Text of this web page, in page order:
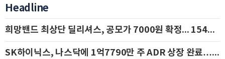
Headline
희망밴드 최상단 딜리셔스, 공모가 7000원 확정... 154억 규모 IPO 돌입
SK하이닉스, 나스닥에 1억7790만 주 ADR 상장 완료…29일 국내 추가 상장